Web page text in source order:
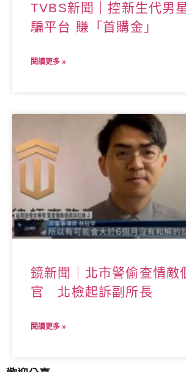
TVBS新聞｜控新生代男
騙平台 賺「首購金」
閱讀更多 »
鏡新聞｜北市警偷查情敵
官 北檢起訴副所長
閱讀更多 »